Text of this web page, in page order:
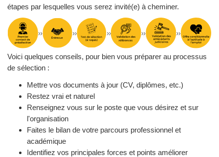
étapes par lesquelles vous serez invité(e) à cheminer.
Voici quelques conseils, pour bien vous préparer au processus
de sélection :
Mettre vos documents à jour (CV, diplômes, etc.)
Restez vrai et naturel
Renseignez vous sur le poste que vous désirez et sur
l'organisation
Faites le bilan de votre parcours professionnel et
académique
Identifiez vos principales forces et points améliorer